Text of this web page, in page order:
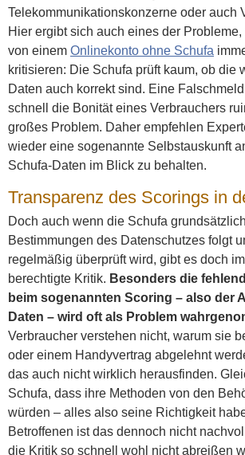
Telekommunikationskonzerne oder auch
Hier ergibt sich auch eines der
von einem Onlinekonto ohne Schufa
kritisieren: Die Schufa prüft kaum, ob die
Daten auch korrekt sind. Eine
schnell die Bonität eines Verbrauchers
großes Problem. Daher empfehlen
wieder eine sogenannte Selbstauskunft
Schufa-Daten im Blick zu behalten.
Transparenz des Scorings in
Doch auch wenn die Schufa
Bestimmungen des Datenschutzes folgt
regelmäßig überprüft wird, gibt es doch
berechtigte Kritik. Besonders die
beim sogenannten Scoring – also der
Daten – wird oft als Problem
Verbraucher verstehen nicht, warum sie
oder einem Handyvertrag abgelehnt
das auch nicht wirklich herausfinden.
Schufa, dass ihre Methoden von den
würden – alles also seine Richtigkeit
Betroffenen ist das dennoch nicht
die Kritik so schnell wohl nicht abreißen